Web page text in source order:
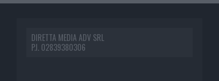
DIRETTA MEDIA ADV SRL
P.I. 02839380306